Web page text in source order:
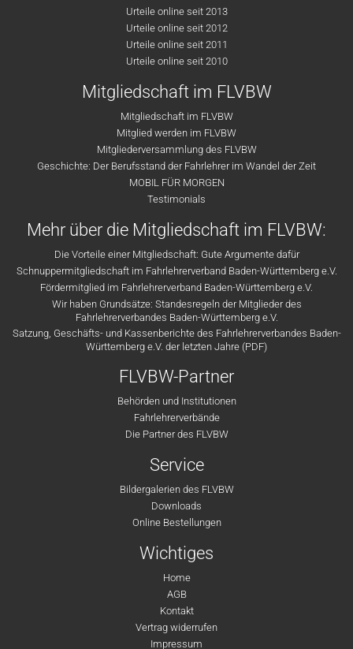
Urteile online seit 2013
Urteile online seit 2012
Urteile online seit 2011
Urteile online seit 2010
Mitgliedschaft im FLVBW
Mitgliedschaft im FLVBW
Mitglied werden im FLVBW
Mitgliederversammlung des FLVBW
Geschichte: Der Berufsstand der Fahrlehrer im Wandel der Zeit
MOBIL FÜR MORGEN
Testimonials
Mehr über die Mitgliedschaft im FLVBW:
Die Vorteile einer Mitgliedschaft: Gute Argumente dafür
Schnuppermitgliedschaft im Fahrlehrerverband Baden-Württemberg e.V.
Fördermitglied im Fahrlehrerverband Baden-Württemberg e.V.
Wir haben Grundsätze: Standesregeln der Mitglieder des
Fahrlehrerverbandes Baden-Württemberg e.V.
Satzung, Geschäfts- und Kassenberichte des Fahrlehrerverbandes Baden-
Württemberg e.V. der letzten Jahre (PDF)
FLVBW-Partner
Behörden und Institutionen
Fahrlehrerverbände
Die Partner des FLVBW
Service
Bildergalerien des FLVBW
Downloads
Online Bestellungen
Wichtiges
Home
AGB
Kontakt
Vertrag widerrufen
Impressum